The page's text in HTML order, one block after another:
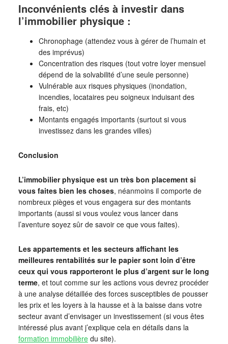
Inconvénients clés à investir dans
l’immobilier physique :
Chronophage (attendez vous à gérer de l’humain et
des imprévus)
Concentration des risques (tout votre loyer mensuel
dépend de la solvabilité d’une seule personne)
Vulnérable aux risques physiques (inondation,
incendies, locataires peu soigneux induisant des
frais, etc)
Montants engagés importants (surtout si vous
investissez dans les grandes villes)
Conclusion
L’immobilier physique est un très bon placement si
vous faites bien les choses, néanmoins il comporte de
nombreux pièges et vous engagera sur des montants
importants (aussi si vous voulez vous lancer dans
l’aventure soyez sûr de savoir ce que vous faites).
Les appartements et les secteurs affichant les
meilleures rentabilités sur le papier sont loin d’être
ceux qui vous rapporteront le plus d’argent sur le long
terme, et tout comme sur les actions vous devrez procéder
à une analyse détaillée des forces susceptibles de pousser
les prix et les loyers à la hausse et à la baisse dans votre
secteur avant d’envisager un investissement (si vous êtes
intéressé plus avant j’explique cela en détails dans la
formation immobilièredu site).